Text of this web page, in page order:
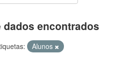
encontrados
Alunos